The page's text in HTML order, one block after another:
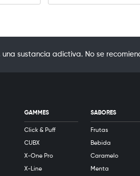
sustancia adictiva. No se
GAMMES
Click & Puff
CUBX
X-One Pro
X-Line
SABORES
Frutas
Bebida
Caramelo
Menta